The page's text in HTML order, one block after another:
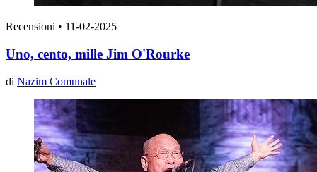
Recensioni • 11-02-2025
Uno, cento, mille Jim O'Rourke
di Nazim Comunale